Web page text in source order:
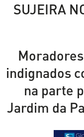
SUJEIRA
indignados
na parte
Jardim da